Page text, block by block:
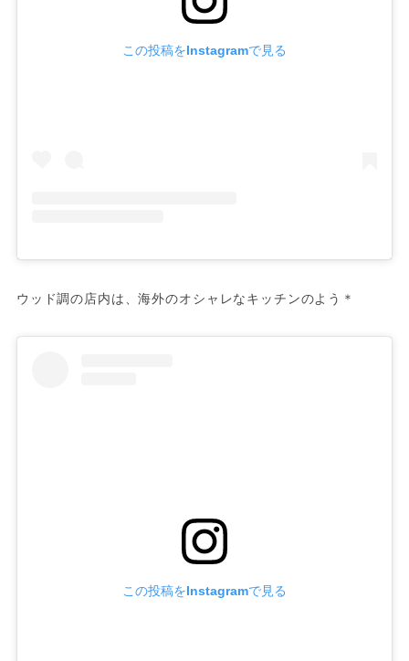
この投稿をInstagramで見る
ウッド調の店内は、海外のオシャレなキッチンのよう＊
この投稿をInstagramで見る